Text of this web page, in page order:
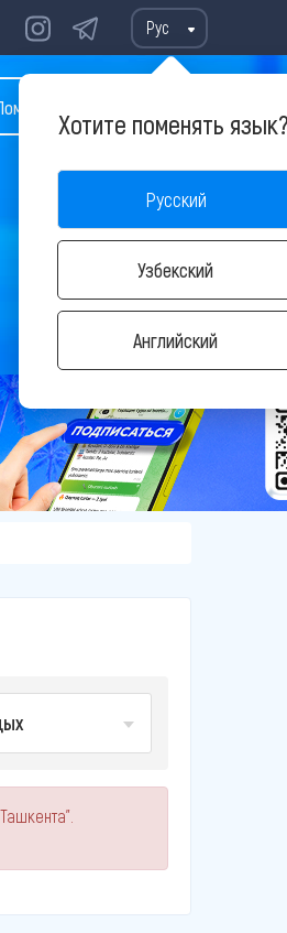
Рус
Хотите поменять
Русский
Узбекский
Английский
в подборе тура